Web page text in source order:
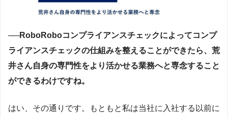
──RoboRoboコンプライアンスチェックによってコンプ
ライアンスチェックの仕組みを整えることができたら、荒
井さん自身の専門性をより活かせる業務へと専念すること
ができるわけですね。
はい、その通りです。もともと私は当社に入社する以前に